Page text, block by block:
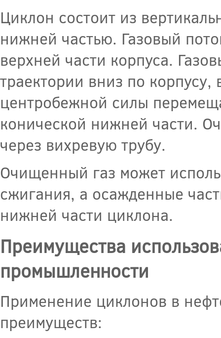
Циклон состоит из
нижней частью. Газовый
верхней части корпуса.
траектории вниз по
центробежной силы
конической нижней части.
через вихревую трубу.
Очищенный газ может
сжигания, а осажденные
нижней части циклона.
Преимущества
промышленности
Применение циклонов в
преимуществ: